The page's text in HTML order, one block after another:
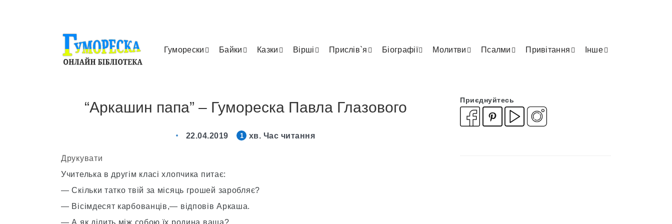
Гуморески Байки Казки Вірші Прислів`я Біографії Молитви Псалми Привітання Інше
“Аркашин папа” – Гумореска Павла Глазового
22.04.2019 1 хв. Час читання
Друкувати
Учителька в другім класі хлопчика питає:
— Скільки татко твій за місяць грошей заробляє?
— Вісімдесят карбованців,— відповів Аркаша.
— А як ділить між собою їх родина ваша?
Приєднуйтесь